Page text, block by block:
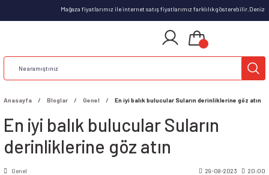
Mağaza fiyatlarımız ile internet satış fiyatlarımız farklılık gösterebilir.Deniz
Anasayfa Bloglar Genel En iyi balık bulucular Suların derinliklerine göz atın
En iyi balık bulucular Suların
derinliklerine göz atın
Genel 29-08-2023 20:00